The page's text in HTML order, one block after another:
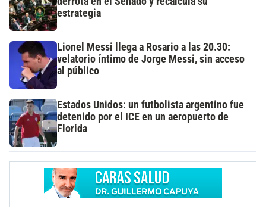
estrategia
Lionel Messi llega a Rosario a las 20.30:
velatorio íntimo de Jorge Messi, sin acceso
al público
Estados Unidos: un futbolista argentino fue
detenido por el ICE en un aeropuerto de
Florida